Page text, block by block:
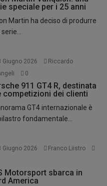
speciale per i 25 anni
Martin ha deciso di produrre
Giugno 2026
Riccardo
0
911 GT4 R, destinata
competizioni dei clienti
GT4 internazionale è
fondamentale...
Giugno 2026
Franco Liistro
Motorsport sbarca in
America